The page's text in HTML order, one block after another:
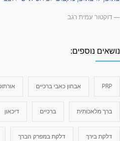
— דוקטור עמית רגב
נושאים נוספים:
PRP אבחון כאבי ברכיים
ברך מלאכותית ברכיים דיכאון
דלקת בירך דלקת במפרק הברך